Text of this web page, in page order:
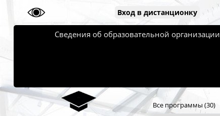
Вход в дистанционку
Сведения об образовательной организации
Все программы (30)